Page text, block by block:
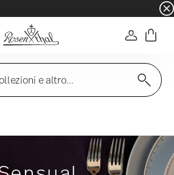
su articoli e collezioni
Accedi
e altro...